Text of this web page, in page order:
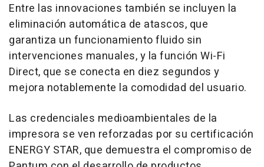
Entre las innovaciones también se incluyen la
eliminación automática de atascos, que
garantiza un funcionamiento fluido sin
intervenciones manuales, y la función Wi-Fi
Direct, que se conecta en diez segundos y
mejora notablemente la comodidad del usuario.
Las credenciales medioambientales de la
impresora se ven reforzadas por su certificación
ENERGY STAR, que demuestra el compromiso de